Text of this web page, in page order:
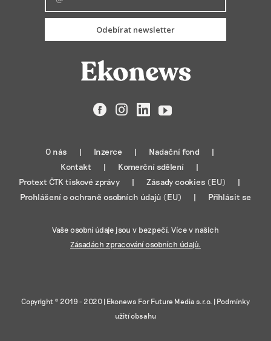
Odebírat newsletter
FacebookInstagramLinkedIn
YouTube
O nás Inzerce
Nadační fond
Kontakt
Komerční sdělení
Protext ČTK tiskové zprávy
Zásady cookies (EU)
Prohlášení o ochraně osobních údajů (EU)
Přihlásit se
Vaše osobní údaje jsou v bezpečí. Více v našich
Zásadách zpracování osobních údajů.
Copyright © 2019 - 2020 | Ekonews For Future Media s.r.o. | Podmínky
užití obsahu